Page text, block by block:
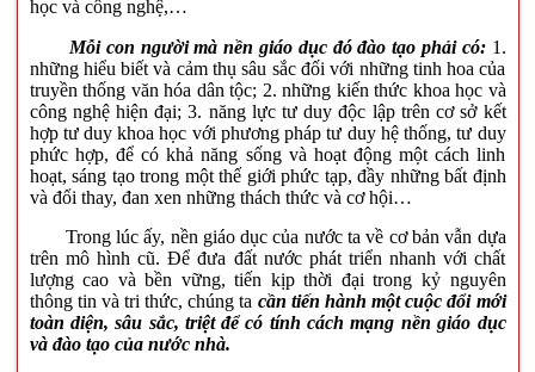
học và công nghệ,…
Mỗi con người mà nền giáo dục đó đào tạo phải có:1.
những hiểu biết và cảm thụ sâu sắc đối với những tinh hoa của
truyền thống văn hóa dân tộc; 2. những kiến thức khoa học và
công nghệ hiện đại; 3. năng lực tư duy độc lập trên cơ sở kết
hợp tư duy khoa học với phương pháp tư duy hệ thống, tư duy
phức hợp, để có khả năng sống và hoạt động một cách linh
hoạt, sáng tạo trong một thế giới phức tạp, đầy những bất định
và đổi thay, đan xen những thách thức và cơ hội…
Trong lúc ấy, nền giáo dục của nước ta về cơ bản vẫn dựa
trên mô hình cũ. Để đưa đất nước phát triển nhanh với chất
lượng cao và bền vững, tiến kịp thời đại trong kỷ nguyên
thông tin và tri thức, chúng ta cần tiến hành một cuộc đổi mới
toàn diện, sâu sắc, triệt để có tính cách mạng nền giáo dục
và đào tạo của nước nhà.